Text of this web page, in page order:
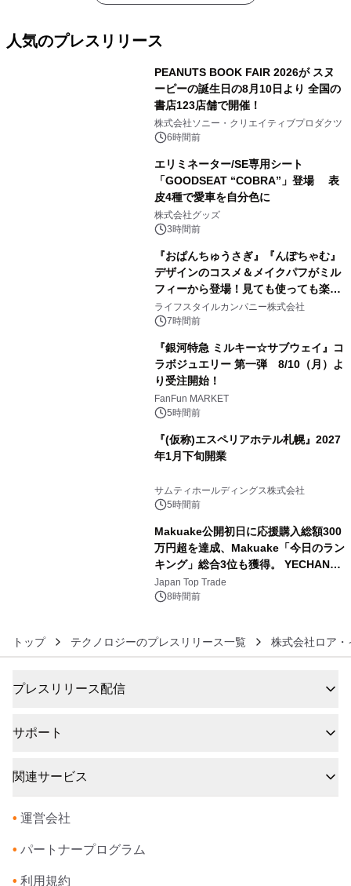
人気のプレスリリース
PEANUTS BOOK FAIR 2026が スヌ
ーピーの誕生日の8月10日より 全国の
書店123店舗で開催！
株式会社ソニー・クリエイティブプロダクツ
6時間前
エリミネーター/SE専用シート
「GOODSEAT “COBRA”」登場 表
皮4種で愛車を自分色に
株式会社グッズ
3時間前
『おぱんちゅうさぎ』『んぽちゃむ』
デザインのコスメ＆メイクパフがミル
フィーから登場！見ても使っても楽し
い、ポップでキュートなコレクショ
ン。
ライフスタイルカンパニー株式会社
7時間前
『銀河特急 ミルキー☆サブウェイ』コ
ラボジュエリー 第一弾 8/10（月）よ
り受注開始！
FanFun MARKET
5時間前
『(仮称)エスペリアホテル札幌』2027
年1月下旬開業
サムティホールディングス株式会社
5時間前
Makuake公開初日に応援購入総額300
万円超を達成、Makuake「今日のラン
キング」総合3位も獲得。 YECHAN音
浴シンギングボウル第2弾の大型サイ
ズ（XL・2XL・3XL）を先行販売中
Japan Top Trade
8時間前
トップ テクノロジーのプレスリリース一覧 株式会社ロア
プレスリリース配信
サポート
関連サービス
• 運営会社
• パートナープログラム
• 利用規約